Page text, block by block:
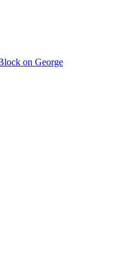
on George